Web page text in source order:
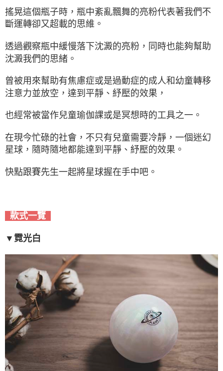
搖晃這個瓶子時，瓶中紊亂飄舞的亮粉代表著我們不
斷運轉卻又超載的思維。
透過觀察瓶中緩慢落下沈澱的亮粉，同時也能夠幫助
沈澱我們的思緒。
曾被用來幫助有焦慮症或是過動症的成人和幼童轉移
注意力並放空，達到平靜、紓壓的效果，
也經常被當作兒童瑜伽課或是冥想時的工具之一。
在現今忙碌的社會，不只有兒童需要冷靜，一個迷幻
星球，隨時隨地都能達到平靜、紓壓的效果。
快點跟賽先生一起將星球握在手中吧。
款式一覽
▼霓光白